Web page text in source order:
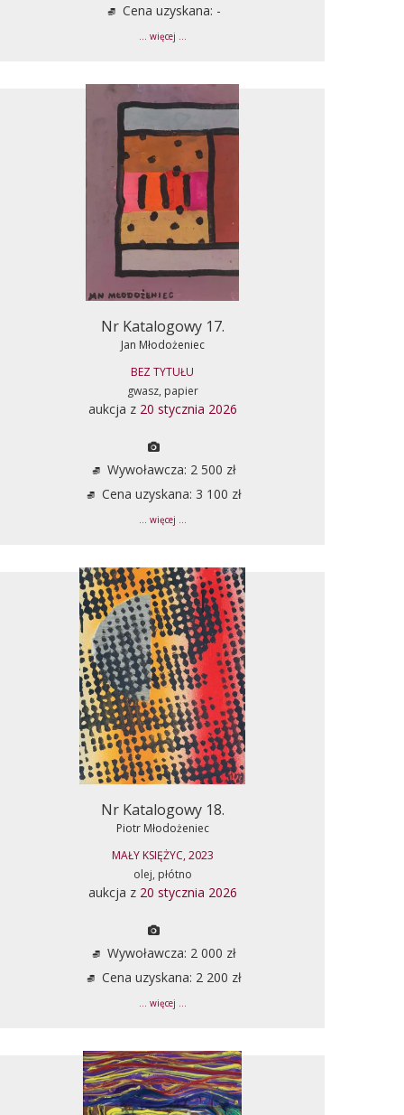
Cena uzyskana: -
... więcej ...
Nr Katalogowy 17.
Jan Młodożeniec
BEZ TYTUŁU
gwasz, papier
aukcja z 20 stycznia 2026
Wywoławcza: 2 500 zł
Cena uzyskana: 3 100 zł
... więcej ...
Nr Katalogowy 18.
Piotr Młodożeniec
MAŁY KSIĘŻYC, 2023
olej, płótno
aukcja z 20 stycznia 2026
Wywoławcza: 2 000 zł
Cena uzyskana: 2 200 zł
... więcej ...